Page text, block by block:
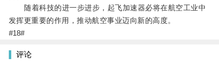
随着科技的进一步进步，起飞加速器必将在航空工业中
发挥更重要的作用，推动航空事业迈向新的高度。
#18#
评论